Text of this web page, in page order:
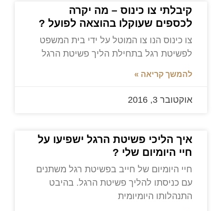
קיבלתי צו כינוס – מה יקרה
לכספים שעוקלו בהוצאה לפועל ?
צו כינוס הנו צו המוטל על ידי בית המשפט
לפשיטת רגל בתחילת הליך פשיטת הרגל
להמשך קריאה »
אוקטובר 3, 2016
איך הליכי פשיטת הרגל ישפיעו על
חיי היומיום שלי ?
חיי היומיום של חייב בפשיטת רגל משתנים
עם כניסתו להליך פשיטת הרגל. בהיבט
התנהלותו היומיומית